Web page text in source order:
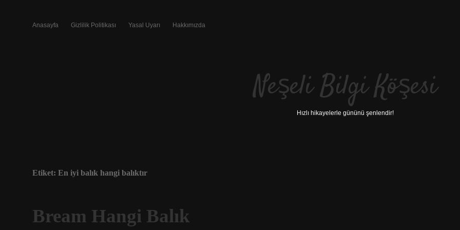
Anasayfa Gizlilik Politikası Yasal Uyarı Hakkımızda
Neşeli Bilgi Köşesi
Hızlı hikayelerle gününü şenlendir!
Etiket: En iyi balık hangi balıktır
Bream Hangi Balık